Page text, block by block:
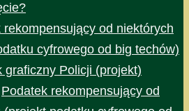
rekompensujący od niektórych
cyfrowego od big techów)
graficzny Policji (projekt)
Podatek rekompensujący od